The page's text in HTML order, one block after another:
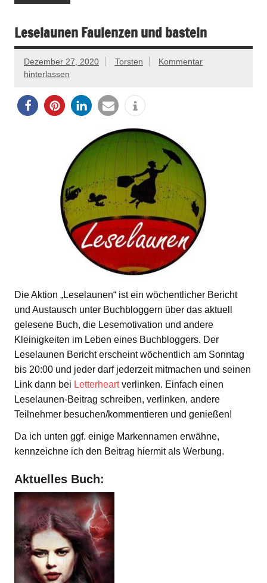
Leselaunen Faulenzen und basteln
Dezember 27, 2020 Torsten
Kommentar
hinterlassen
Die Aktion „Leselaunen“ ist ein wöchentlicher Bericht
und Austausch unter Buchbloggern über das aktuell
gelesene Buch, die Lesemotivation und andere
Kleinigkeiten im Leben eines Buchbloggers. Der
Leselaunen Bericht erscheint wöchentlich am Sonntag
bis 20:00 und jeder darf jederzeit mitmachen und seinen
Link dann bei Letterheartverlinken. Einfach einen
Leselaunen-Beitrag schreiben, verlinken, andere
Teilnehmer besuchen/kommentieren und genießen!
Da ich unten ggf. einige Markennamen erwähne,
kennzeichne ich den Beitrag hiermit als Werbung.
Aktuelles Buch: